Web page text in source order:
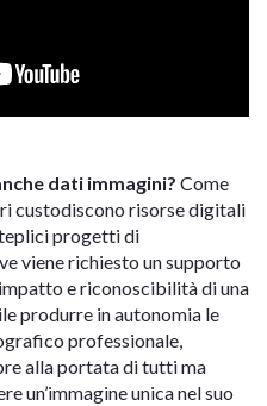
dati immagini? Come
custodiscono risorse digitali
progetti di
viene richiesto un supporto
e riconoscibilità di una
produrre in autonomia le
professionale,
alla portata di tutti ma
un’immagine unica nel suo